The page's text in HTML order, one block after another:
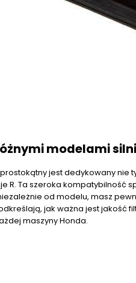
modelami
prostokątny jest dedykowany
R. Ta szeroka
od modelu, masz
jak ważna jest jakość
maszyny Honda.